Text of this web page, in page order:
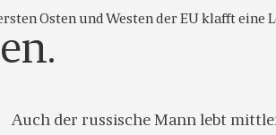
Osten und Westen der EU klafft eine
Auch der russische Mann lebt